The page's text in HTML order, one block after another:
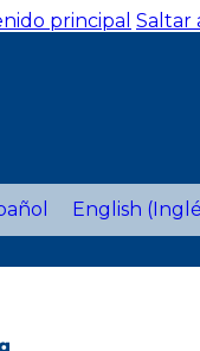
principal Saltar
English (